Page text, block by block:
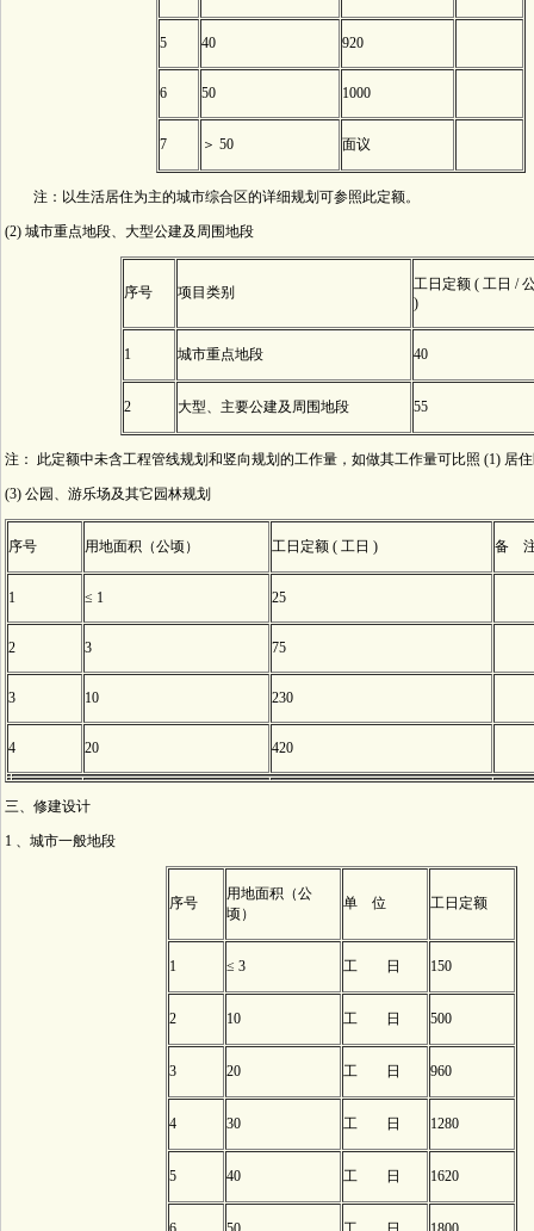
5 40 920
6 50 1000
7 ＞ 50 面议
注：以生活居住为主的城市综合区的详细规划可参照此定额。
(2) 城市重点地段、大型公建及周围地段
序号 项目类别
工日定额 ( 工日 /
)
1 城市重点地段 40
2 大型、主要公建及周围地段 55
注： 此定额中未含工程管线规划和竖向规划的工作量，如做其工作量可比照 (1) 居
(3) 公园、游乐场及其它园林规划
序号 用地面积（公顷） 工日定额 ( 工日 ) 备
1 ≤ 1 25
2 3 75
3 10 230
4 20 420
三、修建设计
1 、城市一般地段
序号
用地面积（公
顷）
单 位 工日定额
1 ≤ 3 工 日 150
2 10 工 日 500
3 20 工 日 960
4 30 工 日 1280
5 40 工 日 1620